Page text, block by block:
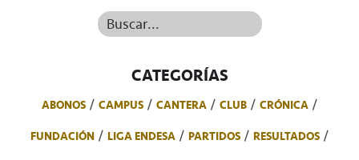
Buscar...
CATEGORÍAS
ABONOS CAMPUS CANTERA CLUB
CRÓNICA
FUNDACIÓN
LIGA ENDESA PARTIDOS
RESULTADOS